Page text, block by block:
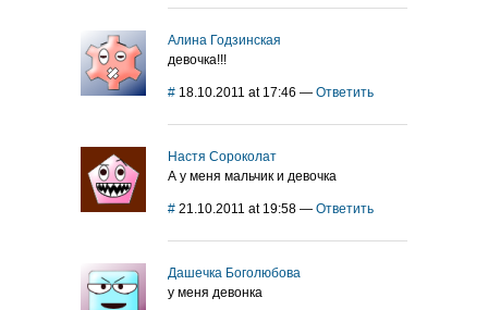
Алина Годзинская
девочка!!!
# 18.10.2011 at 17:46 — Ответить
Настя Сороколат
А у меня мальчик и девочка
# 21.10.2011 at 19:58 — Ответить
Дашечка Боголюбова
у меня девонка